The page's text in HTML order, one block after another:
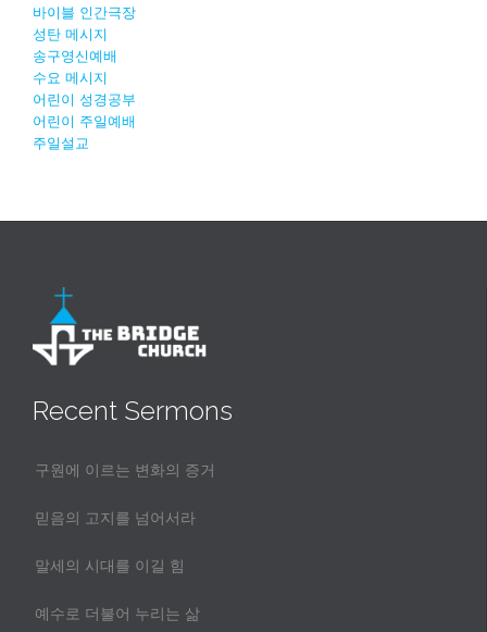
바이블 인간극장
성탄 메시지
송구영신예배
수요 메시지
어린이 성경공부
어린이 주일예배
주일설교
Recent Sermons
구원에 이르는 변화의 증거
믿음의 고지를 넘어서라
말세의 시대를 이길 힘
예수로 더불어 누리는 삶